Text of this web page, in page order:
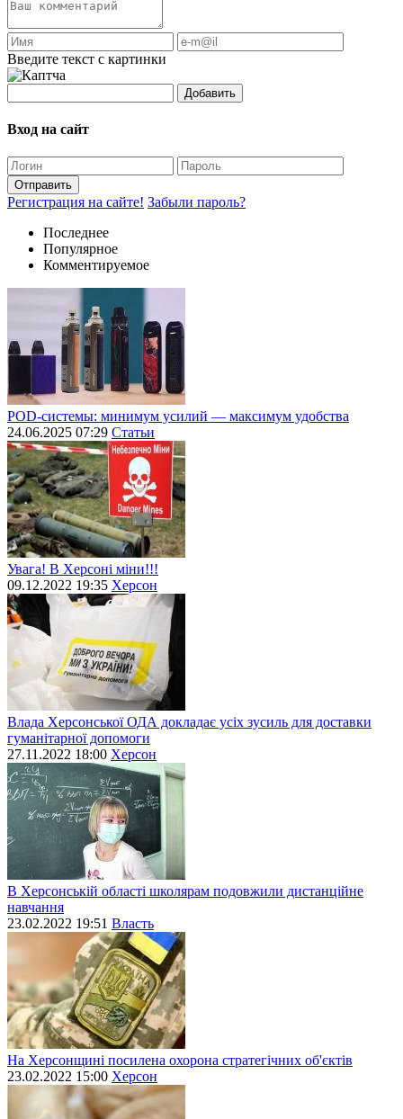
Введите текст с картинки
Добавить
Вход на сайт
Отправить
Регистрация на сайте! Забыли пароль?
Последнее
Популярное
Комментируемое
POD-системы: минимум усилий — максимум удобства
24.06.2025 07:29 Статьи
Увага! В Херсоні міни!!!
09.12.2022 19:35 Херсон
Влада Херсонської ОДА докладає усіх зусиль для доставки
гуманітарної допомоги
27.11.2022 18:00 Херсон
В Херсонській області школярам подовжили дистанційне
навчання
23.02.2022 19:51 Власть
На Херсонщині посилена охорона стратегічних об'єктів
23.02.2022 15:00 Херсон